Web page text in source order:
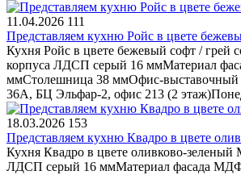
11.04.2026 111
Представляем кухню Ройс в цвете
Кухня Ройс в цвете бежевый софт / грей
корпуса ЛДСП серый 16 ммМатериал
ммСтолешница 38 ммОфис-выставочный
36А, БЦ Эльфар-2, офис 213 (2
18.03.2026 153
Представляем кухню Квадро в цвете
Кухня Квадро в цвете оливково-зеленый
ЛДСП серый 16 ммМатериал фасада